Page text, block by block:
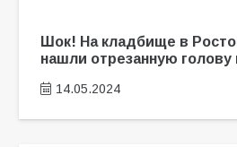
Шок! На кладбище в
нашли отрезанную голову
14.05.2024